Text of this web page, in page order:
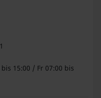
15:00 / Fr 07:00 bis